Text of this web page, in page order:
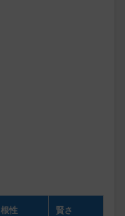
根性 賢さ